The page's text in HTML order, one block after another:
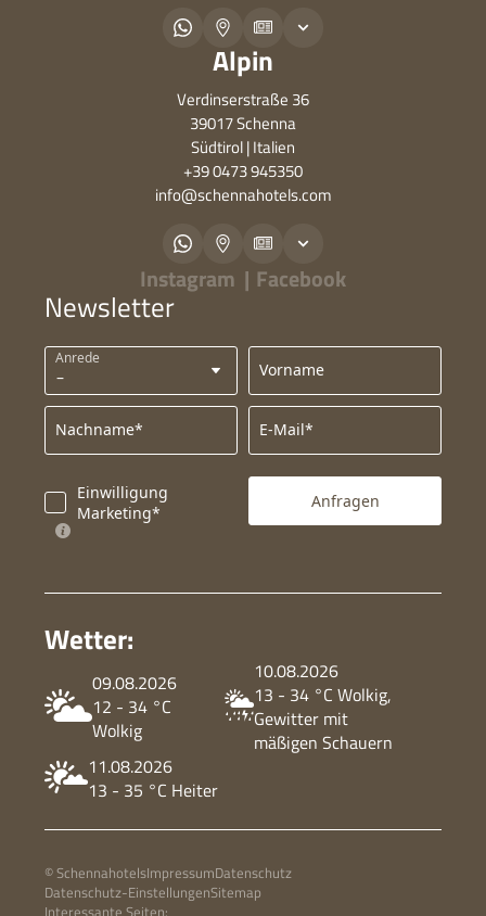
Alpin
Verdinserstraße 36
39017 Schenna
Südtirol | Italien
+39 0473 945350
info@schennahotels.com
Instagram | Facebook
Newsletter
Anrede
Vorname
Nachname* E-Mail*
Einwilligung
Marketing*
Anfragen
Wetter:
09.08.2026
12 - 34 °C
Wolkig
10.08.2026
13 - 34 °C Wolkig,
Gewitter mit
mäßigen Schauern
11.08.2026
13 - 35 °C Heiter
© SchennahotelsImpressumDatenschutz
Datenschutz-EinstellungenSitemap
Interessante Seiten: